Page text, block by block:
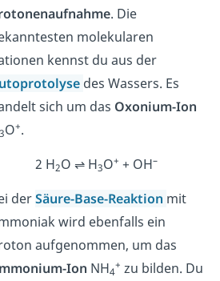
. Die
molekularen
kennst du aus der
des Wassers. Es
sich um das Oxonium-Ion
3O+.
2 H2O ⇌ H3O+ + OH–
derSäure-Base-Reaktion mit
wird ebenfalls ein
aufgenommen, um das
Ion NH4
+ zu bilden. Du